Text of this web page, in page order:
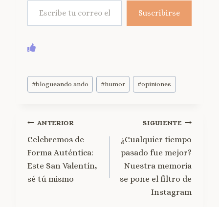
Suscribirse
#blogueando ando #humor #opiniones
ANTERIOR
Celebremos de
Forma Auténtica:
Este San Valentín,
sé tú mismo
SIGUIENTE
¿Cualquier tiempo
pasado fue mejor?
Nuestra memoria
se pone el filtro de
Instagram